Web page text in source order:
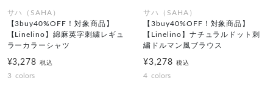
サハ（SAHA）
【3buy40%OFF！対象商品】
【Linelino】綿麻英字刺繍レギュ
ラーカラーシャツ
¥3,278税込
3 colors
サハ（SAHA）
【3buy40%OFF！対象商品】
【Linelino】ナチュラルドット刺
繍ドルマン風ブラウス
¥3,278 税込
4 colors